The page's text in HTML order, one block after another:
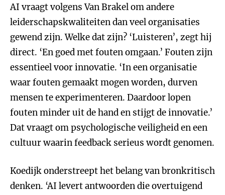
AI vraagt volgens Van Brakel om andere
leiderschapskwaliteiten dan veel organisaties
gewend zijn. Welke dat zijn? ‘Luisteren’, zegt hij
direct. ‘En goed met fouten omgaan.’ Fouten zijn
essentieel voor innovatie. ‘In een organisatie
waar fouten gemaakt mogen worden, durven
mensen te experimenteren. Daardoor lopen
fouten minder uit de hand en stijgt de innovatie.’
Dat vraagt om psychologische veiligheid en een
cultuur waarin feedback serieus wordt genomen.
Koedijk onderstreept het belang van bronkritisch
denken. ‘AI levert antwoorden die overtuigend